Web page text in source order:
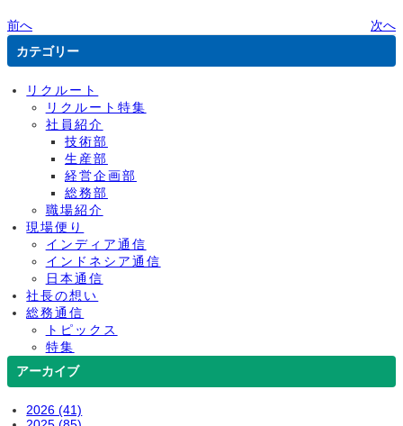
前へ
次へ
カテゴリー
リクルート
リクルート特集
社員紹介
技術部
生産部
経営企画部
総務部
職場紹介
現場便り
インディア通信
インドネシア通信
日本通信
社長の想い
総務通信
トピックス
特集
アーカイブ
2026 (41)